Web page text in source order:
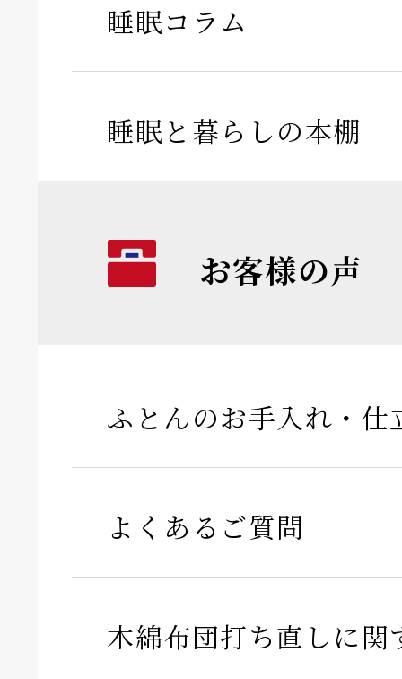
睡眠コラム
睡眠と暮らしの本棚
お客様の声
ふとんのお手入れ・仕
よくあるご質問
木綿布団打ち直しに関